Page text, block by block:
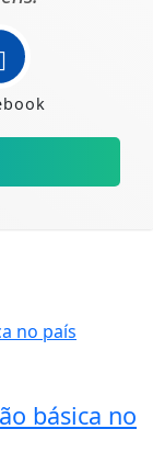
básica no